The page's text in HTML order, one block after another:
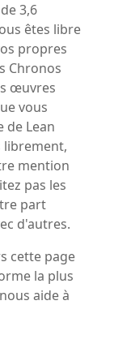
3,6
êtes libre
propres
Chronos
œuvres
vous
de Lean
librement,
mention
pas les
part
d'autres.
cette page
la plus
aide à